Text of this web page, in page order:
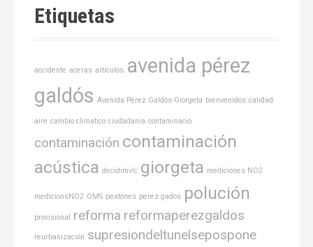
Etiquetas
accidente aceras artículos avenida pérez
galdós Avenida Pérez Galdós-Giorgeta bienvenidos calidad
aire cambio climatico ciudadanía contaminació
contaminación contaminación
acústica decidimvlc giorgeta mediciones NO2
medicionsNO2 OMS peatones perez gados polución
provisional reforma reformaperezgaldos
reurbanización supresiondeltunelsepospone